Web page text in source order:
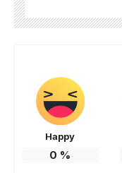
Happy
0 %